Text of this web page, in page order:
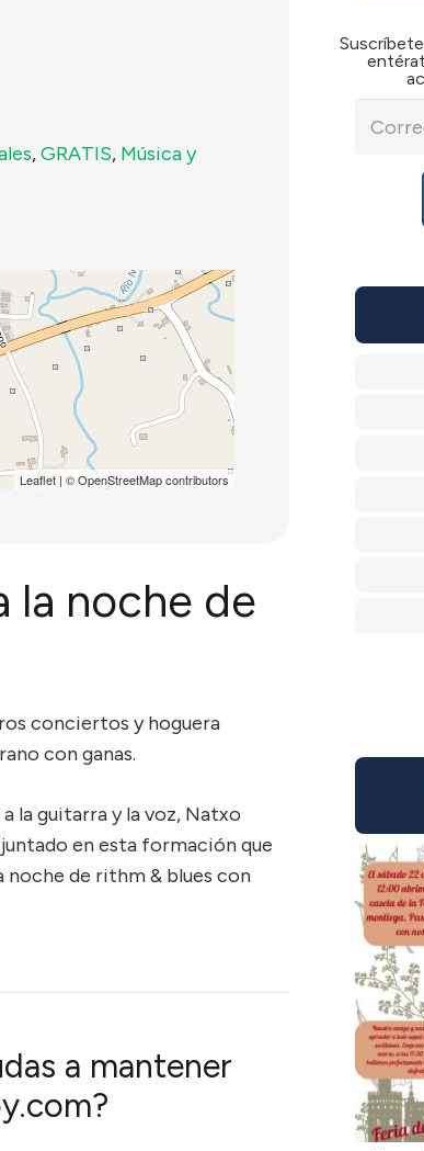
,GRATIS, Música y
Leaflet| ©OpenStreetMapcontributors
la noche de
conciertos y hoguera
con ganas.
la guitarra y la voz, Natxo
en esta formación que
noche de rithm & blues con
a mantener